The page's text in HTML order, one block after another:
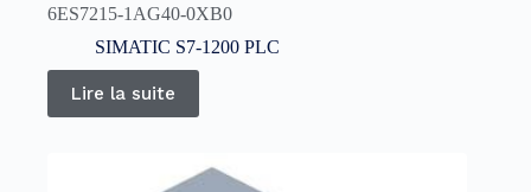
6ES7215-1AG40-0XB0
SIMATIC S7-1200 PLC
Lire la suite